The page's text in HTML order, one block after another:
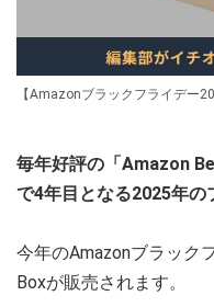
【Amazonブラックフライデー
毎年好評の「Amazon
で4年目となる2025年の
今年のAmazonブラック
Boxが販売されます。